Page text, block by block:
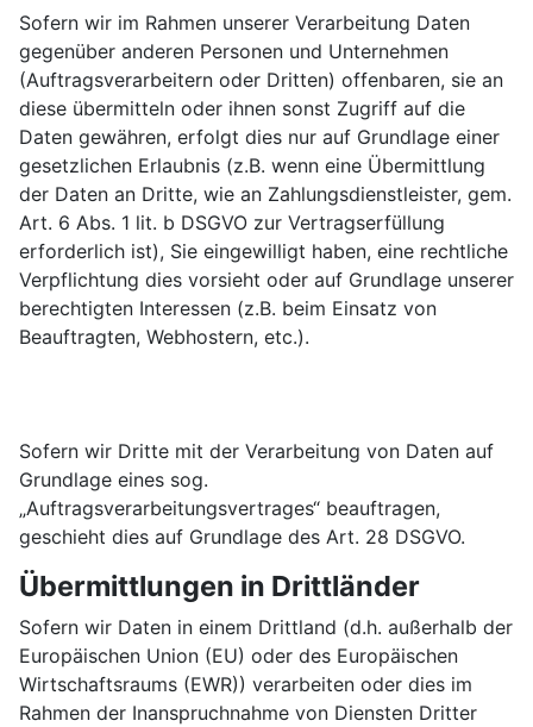
Sofern wir im Rahmen unserer Verarbeitung Daten
gegenüber anderen Personen und Unternehmen
(Auftragsverarbeitern oder Dritten) offenbaren, sie an
diese übermitteln oder ihnen sonst Zugriff auf die
Daten gewähren, erfolgt dies nur auf Grundlage einer
gesetzlichen Erlaubnis (z.B. wenn eine Übermittlung
der Daten an Dritte, wie an Zahlungsdienstleister, gem.
Art. 6 Abs. 1 lit. b DSGVO zur Vertragserfüllung
erforderlich ist), Sie eingewilligt haben, eine rechtliche
Verpflichtung dies vorsieht oder auf Grundlage unserer
berechtigten Interessen (z.B. beim Einsatz von
Beauftragten, Webhostern, etc.).
Sofern wir Dritte mit der Verarbeitung von Daten auf
Grundlage eines sog.
„Auftragsverarbeitungsvertrages“ beauftragen,
geschieht dies auf Grundlage des Art. 28 DSGVO.
Übermittlungen in Drittländer
Sofern wir Daten in einem Drittland (d.h. außerhalb der
Europäischen Union (EU) oder des Europäischen
Wirtschaftsraums (EWR)) verarbeiten oder dies im
Rahmen der Inanspruchnahme von Diensten Dritter